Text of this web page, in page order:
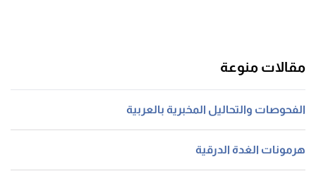
مقالات منوعة
الفحوصات والتحاليل المخبرية بالعربية
هرمونات الغدة الدرقية